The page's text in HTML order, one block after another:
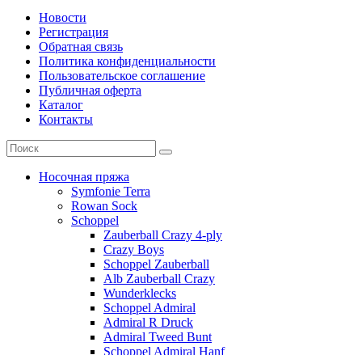
Новости
Регистрация
Обратная связь
Политика конфиденциальности
Пользовательское соглашение
Публичная оферта
Каталог
Контакты
Носочная пряжа
Symfonie Terra
Rowan Sock
Schoppel
Zauberball Crazy 4-ply
Crazy Boys
Schoppel Zauberball
Alb Zauberball Crazy
Wunderklecks
Schoppel Admiral
Admiral R Druck
Admiral Tweed Bunt
Schoppel Admiral Hanf